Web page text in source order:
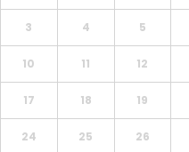
3 4 5
10 11 12
17 18 19
24 25 26